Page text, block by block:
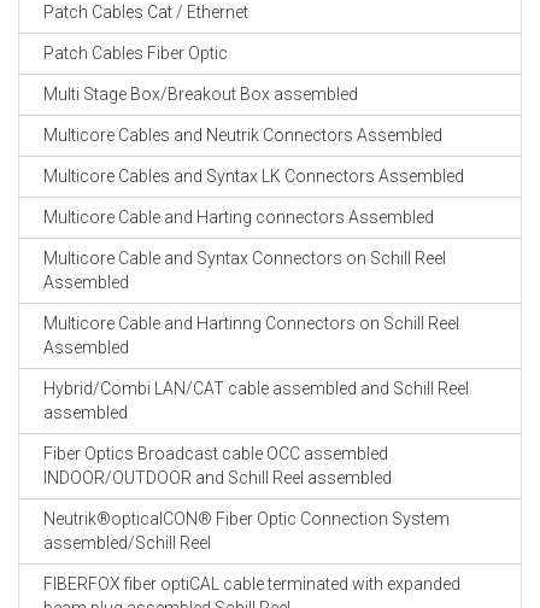
Patch Cables Cat / Ethernet
Patch Cables Fiber Optic
Multi Stage Box/Breakout Box assembled
Multicore Cables and Neutrik Connectors Assembled
Multicore Cables and Syntax LK Connectors Assembled
Multicore Cable and Harting connectors Assembled
Multicore Cable and Syntax Connectors on Schill Reel
Assembled
Multicore Cable and Hartinng Connectors on Schill Reel
Assembled
Hybrid/Combi LAN/CAT cable assembled and Schill Reel
assembled
Fiber Optics Broadcast cable OCC assembled
INDOOR/OUTDOOR and Schill Reel assembled
Neutrik®opticalCON® Fiber Optic Connection System
assembled/Schill Reel
FIBERFOX fiber optiCAL cable terminated with expanded